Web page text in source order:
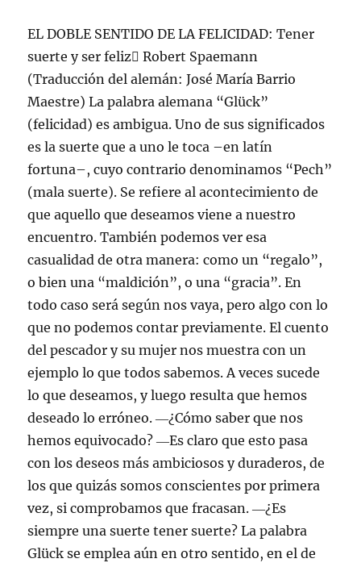
EL DOBLE SENTIDO DE LA FELICIDAD: Tener
suerte y ser feliz Robert Spaemann
(Traducción del alemán: José María Barrio
Maestre)La palabra alemana “Glück”
(felicidad) es ambigua. Uno de sus significados
es la suerte que a uno le toca –en latín
fortuna–, cuyo contrario denominamos “Pech”
(mala suerte). Se refiere al acontecimiento de
que aquello que deseamos viene a nuestro
encuentro. También podemos ver esa
casualidad de otra manera: como un “regalo”,
o bien una “maldición”, o una “gracia”. En
todo caso será según nos vaya, pero algo con lo
que no podemos contar previamente. El cuento
del pescador y su mujer nos muestra con un
ejemplo lo que todos sabemos. A veces sucede
lo que deseamos, y luego resulta que hemos
deseado lo erróneo. ―¿Cómo saber que nos
hemos equivocado? ―Es claro que esto pasa
con los deseos más ambiciosos y duraderos, de
los que quizás somos conscientes por primera
vez, si comprobamos que fracasan. ―¿Es
siempre una suerte tener suerte? La palabra
Glück se emplea aún en otro sentido, en el de